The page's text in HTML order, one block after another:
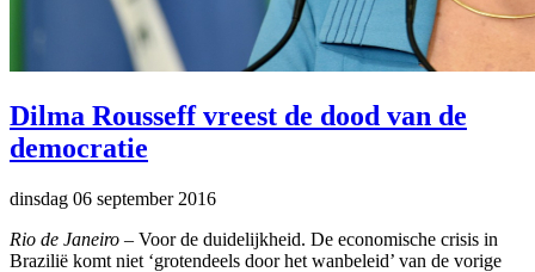
Dilma Rousseff vreest de dood van de
democratie
dinsdag 06 september 2016
Rio de Janeiro – Voor de duidelijkheid. De economische crisis in
Brazilië komt niet ‘grotendeels door het wanbeleid’ van de vorige